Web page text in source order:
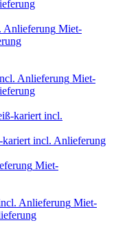
Miet-
Miet-
kariert incl. Anlieferung
Miet-
Miet-